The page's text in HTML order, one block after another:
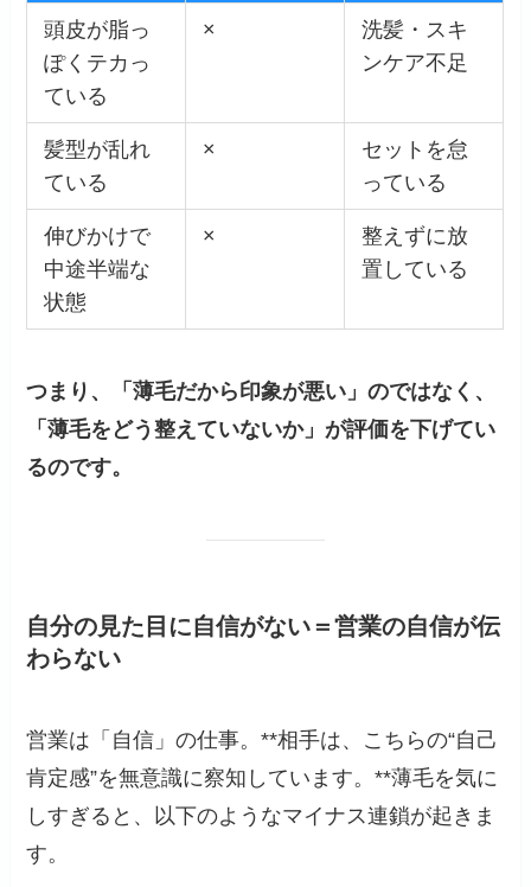
頭皮が脂っ
ぽくテカっ
ている
×
洗髪・スキ
ンケア不足
髪型が乱れ
ている
×
セットを怠
っている
伸びかけで
中途半端な
状態
×
整えずに放
置している
つまり、「薄毛だから印象が悪い」のではなく、
「薄毛をどう整えていないか」が評価を下げてい
るのです。
自分の見た目に自信がない＝営業の自信が伝
わらない
営業は「自信」の仕事。**相手は、こちらの“自己
肯定感”を無意識に察知しています。**薄毛を気に
しすぎると、以下のようなマイナス連鎖が起きま
す。